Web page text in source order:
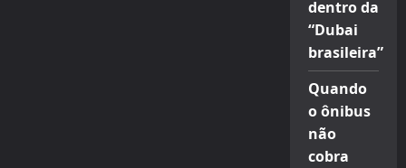
dentro da
“Dubai
brasileira”
Quando
o ônibus
não
cobra